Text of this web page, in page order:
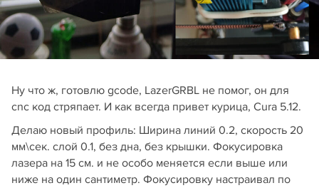
Ну что ж, готовлю gcode, LazerGRBL не помог, он для
cnc код стряпает. И как всегда привет курица, Cura 5.12.
Делаю новый профиль: Ширина линий 0.2, скорость 20
мм\сек. слой 0.1, без дна, без крышки. Фокусировка
лазера на 15 см. и не особо меняется если выше или
ниже на один сантиметр. Фокусировку настраивал по